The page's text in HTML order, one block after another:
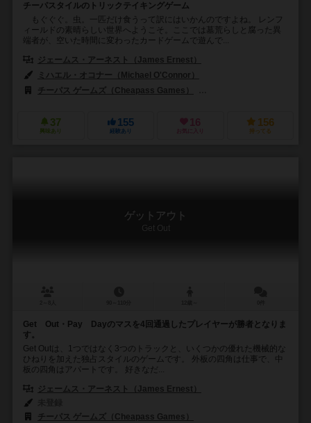
チーパスタイルのトリックテイキングゲーム
もぐぐぐ。虫。一匹だけ食うって訳にはいかんのですよね。 レンフ
ィールドの素晴らしい世界へようこそ。ここでは墓荒らしと腐った異
端者が、空いた時間に変わったカードゲームで遊んで...
ジェームス・アーネスト（James Ernest）
ミハエル・オコナー（Michael O'Connor）
チーパス ゲームズ（Cheapass Games）
37
興味あり
155
経験あり
16
お気に入り
156
持ってる
ゲットアウト
Get Out
Get Out・Pay Dayのマスを4回通過したプレイヤーが勝者となりま
す。
Get Outは、1つではなく3つのトラックと、いくつかの優れた機械的な
ひねりを加えた独占スタイルのゲームです。 外板の四角は仕事で、中
板の四角はアパートです。 好きなだ...
ジェームス・アーネスト（James Ernest）
チーパス ゲームズ（Cheapass Games）